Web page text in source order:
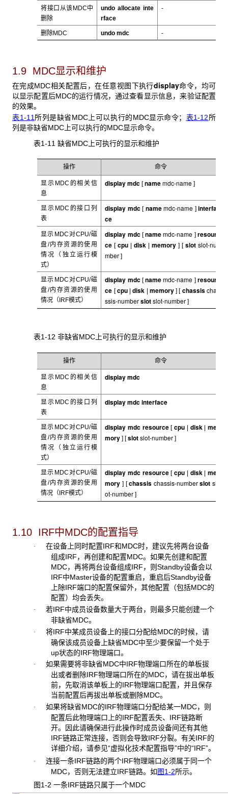
将接口从该MDC中
删除
undo allocate inte
rface
-
删除MDC undo mdc -
1.9 MDC显示和维护
在完成MDC相关配置后，在任意视图下执行display命令，均可
以显示配置后MDC的运行情况，通过查看显示信息，来验证配置
的效果。
表1-11所列是缺省MDC上可以执行的MDC显示命令； 表1-12所
列是非缺省MDC上可以执行的MDC显示命令。
表1-11 缺省MDC上可执行的显示和维护
操作 命令
显示MDC 的相关信
息
display mdc[namemdc-name]
显示MDC 的接口列
表
display mdc[ name mdc-name ] interfa
ce
显示MDC对CPU/磁
盘/内存资源的使用
情况（独立运行模
式）
display mdc [name mdc-name ] resour
ce[cpu disk |memory] [slot slot-nu
mber]
显示MDC对CPU/磁
盘/内存资源的使用
情况（IRF模式）
display mdc [name mdc-name ] resour
ce [cpu|disk memory] [chassischa
ssis-numberslotslot-number]
表1-12 非缺省MDC上可执行的显示和维护
操作 命令
显示MDC 的相关信
息
display mdc
显示MDC 的接口列
表
display mdcinterface
显示MDC对CPU/磁
盘/内存资源的使用
情况（独立运行模
式）
display mdc resource[cpu disk me
mory] [slotslot-number ]
显示MDC对CPU/磁
盘/内存资源的使用
情况（IRF模式）
display mdc resource[cpu disk me
mory ] [chassis chassis-numberslot sl
ot-number]
1.10 IRF中MDC的配置指导
· 在设备上同时配置IRF和MDC时，建议先将两台设备
组成IRF，再创建和配置MDC。如果先创建和配置
MDC，再将两台设备组成IRF，则Standby设备会以
IRF中Master设备的配置重启，重启后Standby设备
上除IRF端口的配置保留外，其他配置（包括MDC的
配置）均会丢失。
· 若IRF中成员设备数量大于两台，则最多只能创建一个
非缺省MDC。
· 将IRF中某成员设备上的接口分配给MDC的时候，请
确保该成员设备上缺省MDC中至少要保留一个处于
up状态的IRF物理端口。
· 如果需要将非缺省MDC中IRF物理端口所在的单板拔
出或者删除IRF物理端口所在的MDC，请在拔出单板
前，先取消该单板上的IRF物理端口配置，并且保存
当前配置后再拔出单板或删除MDC。
· 如果将缺省MDC的IRF物理端口分配给某一MDC，则
配置后此物理端口上的IRF配置丢失、IRF链路断
开。因此请确保进行此操作时成员设备间还有其他
IRF链路正常连接，否则会导致IRF分裂。有关IRF的
详细介绍，请参见“虚拟化技术配置指导”中的“IRF”。
· 连接一条IRF链路的两个IRF物理端口必须属于同一个
MDC，否则无法建立IRF链路。如图1-2所示。
图1-2 一条IRF链路只属于一个MDC